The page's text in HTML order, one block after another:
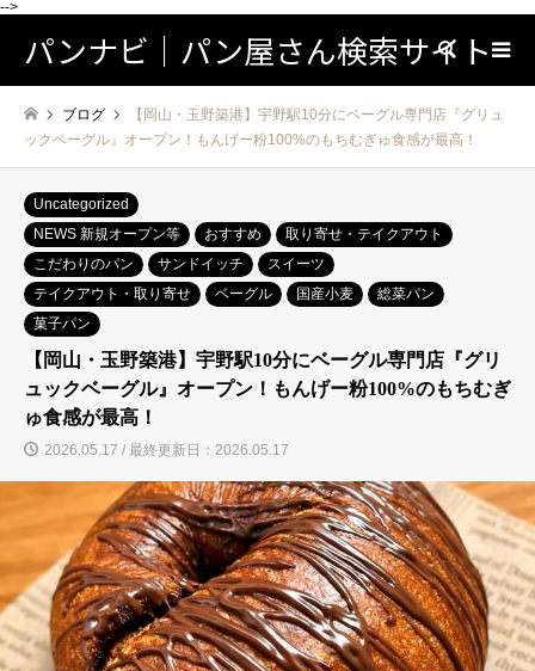
-->
パンナビ｜パン屋さん検索サイト検索
ブログ
【岡山・玉野築港】宇野駅10分にベーグル専門店『グリュ
ックベーグル』オープン！もんげー粉100%のもちむぎゅ食感が最高！
Uncategorized
NEWS 新規オープン等
おすすめ
取り寄せ・テイクアウト
こだわりのパン
サンドイッチ
スイーツ
テイクアウト・取り寄せ
ベーグル 国産小麦
総菜パン
菓子パン
【岡山・玉野築港】宇野駅10分にベーグル専門店『グリ
ュックベーグル』オープン！もんげー粉100%のもちむぎ
ゅ食感が最高！
2026.05.17 / 最終更新日：2026.05.17